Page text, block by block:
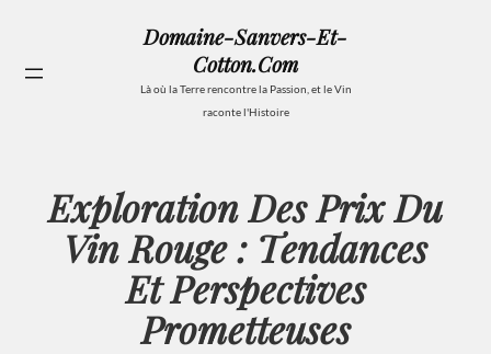
contenu
Domaine-Sanvers-Et-
Cotton.com
Là où la Terre rencontre la Passion, et le Vin
raconte l'Histoire
Exploration Des Prix Du
Vin Rouge : Tendances
Et Perspectives
Prometteuses